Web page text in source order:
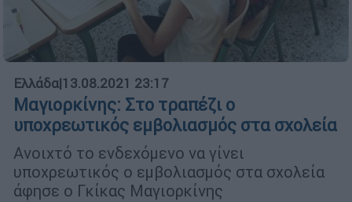
Ελλάδα|13.08.2021 23:17
Μαγιορκίνης: Στο τραπέζι ο
υποχρεωτικός εμβολιασμός στα σχολεία
Ανοιχτό το ενδεχόμενο να γίνει
υποχρεωτικός ο εμβολιασμός στα σχολεία
άφησε ο Γκίκας Μαγιορκίνης